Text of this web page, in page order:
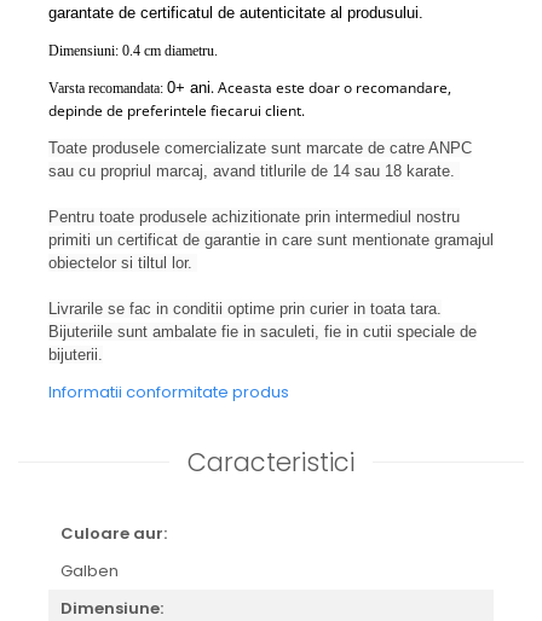
garantate de certificatul de autenticitate al produsului.
Dimensiuni: 0.4 cm diametru.
Varsta recomandata: 0+ ani. Aceasta este doar o recomandare,
depinde de preferintele fiecarui client.
Toate produsele comercializate sunt marcate de catre ANPC
sau cu propriul marcaj, avand titlurile de 14 sau 18 karate.
Pentru toate produsele achizitionate prin intermediul nostru
primiti un certificat de garantie in care sunt mentionate gramajul
obiectelor si tiltul lor.
Livrarile se fac in conditii optime prin curier in toata tara.
Bijuteriile sunt ambalate fie in saculeti, fie in cutii speciale de
bijuterii.
Informatii conformitate produs
Caracteristici
Culoare aur:
Galben
Dimensiune: